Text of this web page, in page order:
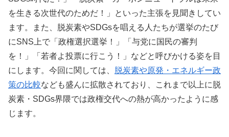
を生きる次世代のためだ！」といった主張を見聞きしてい
ます。また、脱炭素やSDGsを唱える人たちが選挙のたび
にSNS上で「政権選択選挙！」「与党に国民の審判
を！」「若者よ投票に行こう！」などと呼びかける姿を目
にします。今回に関しては、
脱炭素や原発・エネルギー政
策の比較なども盛んに拡散されており、これまで以上に脱
炭素・SDGs界隈では政権交代への熱が高かったように感
じます。